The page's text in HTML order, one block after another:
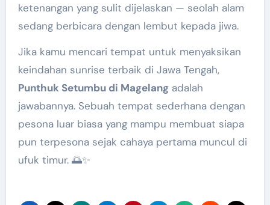
ketenangan yang sulit dijelaskan — seolah alam
sedang berbicara dengan lembut kepada jiwa.
Jika kamu mencari tempat untuk menyaksikan
keindahan sunrise terbaik di Jawa Tengah,
Punthuk Setumbu di Magelangadalah
jawabannya. Sebuah tempat sederhana dengan
pesona luar biasa yang mampu membuat siapa
pun terpesona sejak cahaya pertama muncul di
ufuk timur. 🌅✨